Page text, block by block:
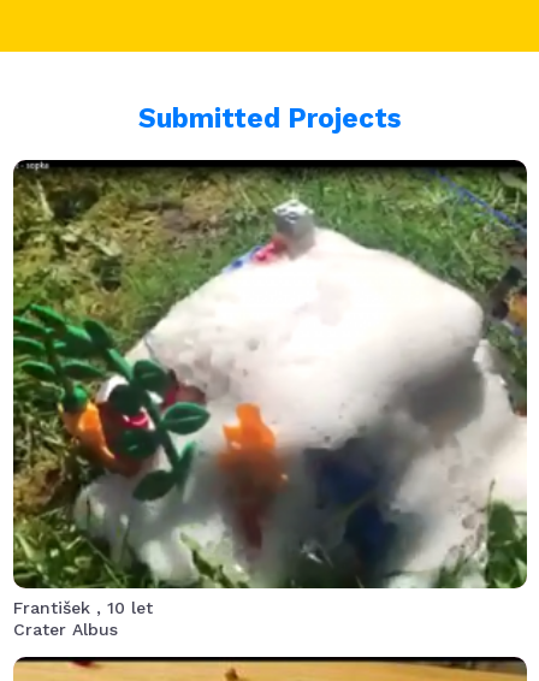
Submitted Projects
Když jsme se prosekali k úpatí hory, viděli jsme liánami
zarostlé sloupy, které rozhodně netvořila matka příroda.
Vylezli jsme po nich nad koruny stromů a našli lanovou
kabinu. V dálce pod námi jsme shlíželi na vršek hory,
kterou jsme hledali. Měl to být vyhaslý vulkán, ukrývající
bájný poklad kmene obývajícího zdejší území před tisíci
lety. Na okraji vulkánu do dálky svítil oválný bílý obelisk.
Lanovka vypadala celkem funkčně a tak se Fanouš
rozhodl, že obelisk prozkoumá zblízka…
František , 10 let
Crater Albus